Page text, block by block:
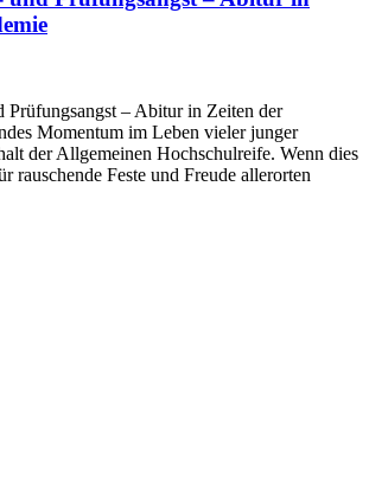
Prüfungsangst – Abitur in Zeiten der
Momentum im Leben vieler junger
der Allgemeinen Hochschulreife. Wenn dies
rauschende Feste und Freude allerorten